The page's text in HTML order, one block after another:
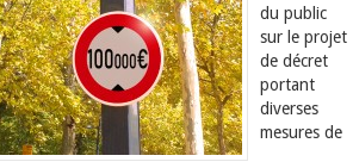
du public
sur le projet
de décret
portant
diverses
mesures de